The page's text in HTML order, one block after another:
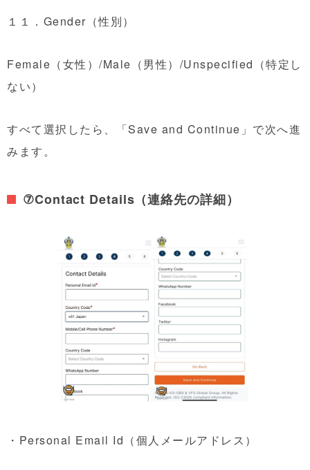
１１．Gender（性別）
Female（女性）/Male（男性）/Unspecified（特定し
ない）
すべて選択したら、「Save and Continue」で次へ進
みます。
⑦Contact Details（連絡先の詳細）
・Personal Email Id（個人メールアドレス）